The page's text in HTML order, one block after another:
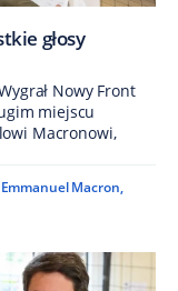
głosy
Nowy Front
miejscu
Macronowi,
Emmanuel Macron,